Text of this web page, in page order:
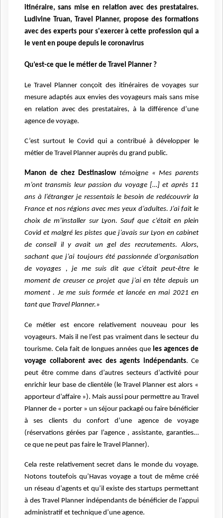
itinéraire, sans mise en relation avec des prestataires.
Ludivine Truan, Travel Planner, propose des formations
avec des experts pour s'exercer à cette profession qui a
le vent en poupe depuis le coronavirus
Qu’est-ce que le métier de Travel Planner ?
Le Travel Planner conçoit des itinéraires de voyages sur
mesure adaptés aux envies des voyageurs mais sans mise
en relation avec des prestataires, à la différence d’une
agence de voyage.
C’est surtout le Covid qui a contribué à développer le
métier de Travel Planner auprès du grand public.
Manon de chez Destinaslow témoigne « Mes parents
m’ont transmis leur passion du voyage […] et après 11
ans à l’étranger je ressentais le besoin de redécouvrir la
France et nos régions avec mes yeux d’adultes. J’ai fait le
choix de m’installer sur Lyon. Sauf que c’était en plein
Covid et malgré les pistes que j’avais sur Lyon en cabinet
de conseil il y avait un gel des recrutements. Alors,
sachant que j’ai toujours été passionnée d’organisation
de voyages , je me suis dit que c’était peut-être le
moment de creuser ce projet que j’ai en tête depuis un
moment . Je me suis formée et lancée en mai 2021 en
tant que Travel Planner.»
Ce métier est encore relativement nouveau pour les
voyageurs. Mais il ne l’est pas vraiment dans le secteur du
tourisme. Cela fait de longues années que les agences de
voyage collaborent avec des agents indépendants. Ce
peut être comme dans d’autres secteurs d’activité pour
enrichir leur base de clientèle (le Travel Planner est alors «
apporteur d’affaire »). Mais aussi pour permettre au Travel
Planner de « porter » un séjour packagé ou faire bénéficier
à ses clients du confort d’une agence de voyage
(réservations gérées par l’agence , assistante, garanties…
ce que ne peut pas faire le Travel Planner).
Cela reste relativement secret dans le monde du voyage.
Notons toutefois qu’Havas voyage a tout de même créé
un réseau d’agents et qu’il existe des startups permettant
à des Travel Planner indépendants de bénéficier de l’appui
administratif et technique d’une agence.